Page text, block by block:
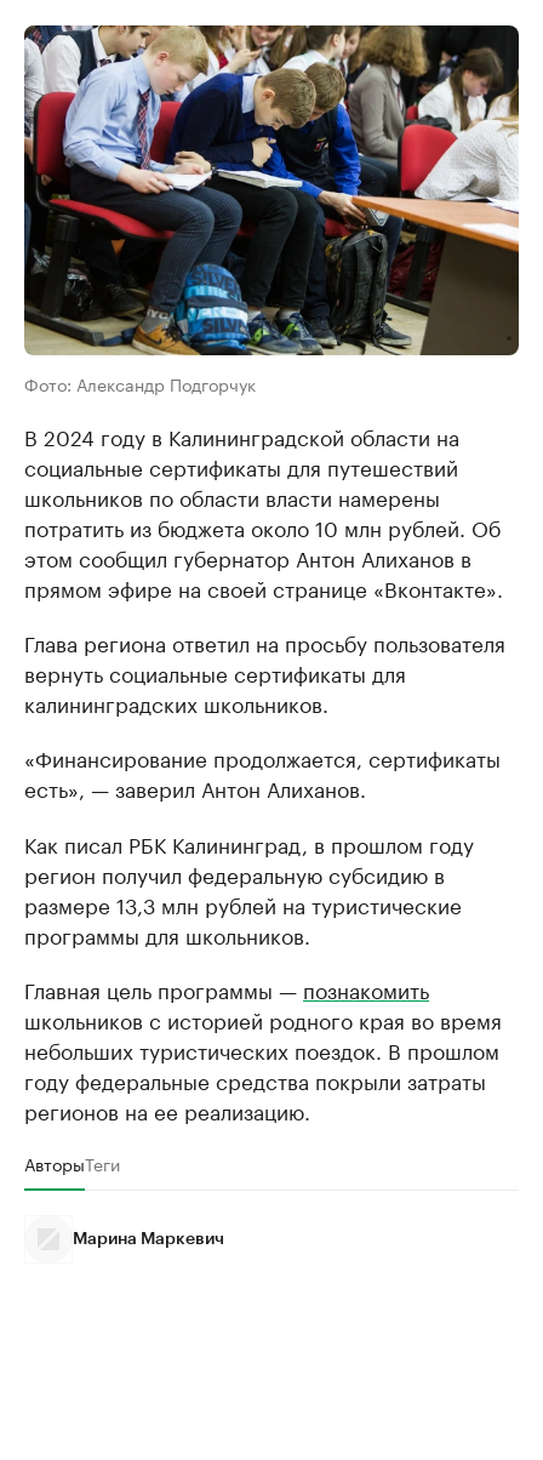
Фото: Александр Подгорчук
В 2024 году в Калининградской области на
социальные сертификаты для путешествий
школьников по области власти намерены
потратить из бюджета около 10 млн рублей. Об
этом сообщил губернатор Антон Алиханов в
прямом эфире на своей странице «Вконтакте».
Глава региона ответил на просьбу пользователя
вернуть социальные сертификаты для
калининградских школьников.
«Финансирование продолжается, сертификаты
есть», — заверил Антон Алиханов.
Как писал РБК Калининград, в прошлом году
регион получил федеральную субсидию в
размере 13,3 млн рублей на туристические
программы для школьников.
Главная цель программы — познакомить
школьников с историей родного края во время
небольших туристических поездок. В прошлом
году федеральные средства покрыли затраты
регионов на ее реализацию.
АвторыТеги
Марина Маркевич